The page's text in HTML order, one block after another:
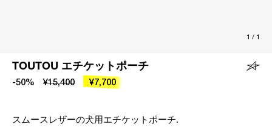
1 / 1
TOUTOU エチケットポーチ
-50% ¥15,400 ¥7,700
スムースレザーの犬用エチケットポーチ.